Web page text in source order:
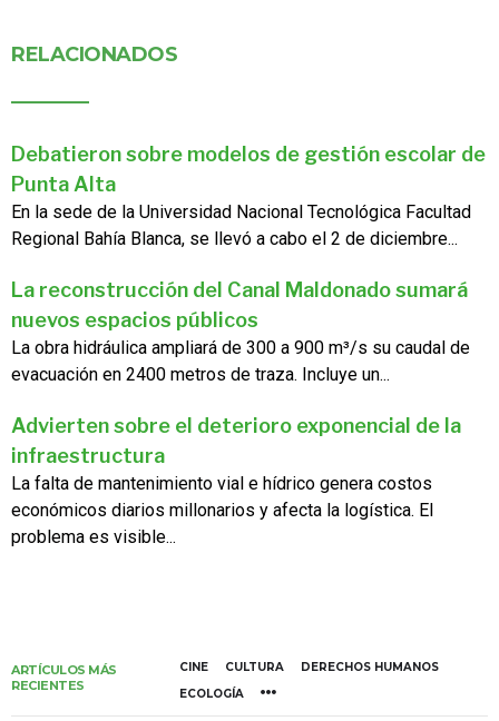
RELACIONADOS
Debatieron sobre modelos de gestión escolar de
Punta Alta
En la sede de la Universidad Nacional Tecnológica Facultad
Regional Bahía Blanca, se llevó a cabo el 2 de diciembre...
La reconstrucción del Canal Maldonado sumará
nuevos espacios públicos
La obra hidráulica ampliará de 300 a 900 m³/s su caudal de
evacuación en 2400 metros de traza. Incluye un...
Advierten sobre el deterioro exponencial de la
infraestructura
La falta de mantenimiento vial e hídrico genera costos
económicos diarios millonarios y afecta la logística. El
problema es visible...
ARTÍCULOS MÁS
RECIENTES
CINE CULTURA
DERECHOS HUMANOS
ECOLOGÍA